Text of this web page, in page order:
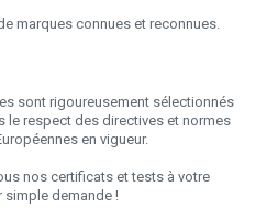
marques connues et reconnues.
sont rigoureusement sélectionnés
le respect des directives et normes
en vigueur.
nos certificats et tests à votre
demande !